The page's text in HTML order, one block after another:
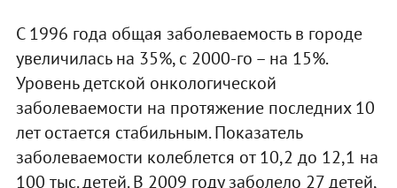
С 1996 года общая заболеваемость в городе
увеличилась на 35%, с 2000-го – на 15%.
Уровень детской онкологической
заболеваемости на протяжение последних 10
лет остается стабильным. Показатель
заболеваемости колеблется от 10,2 до 12,1 на
100 тыс. детей. В 2009 году заболело 27 детей,